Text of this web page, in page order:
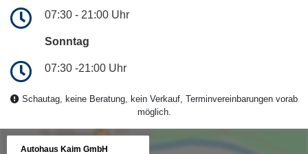
07:30 - 21:00 Uhr
Sonntag
07:30 -21:00 Uhr
Schautag, keine Beratung, kein Verkauf, Terminvereinbarungen vorab
möglich.
Autohaus Kaim GmbH